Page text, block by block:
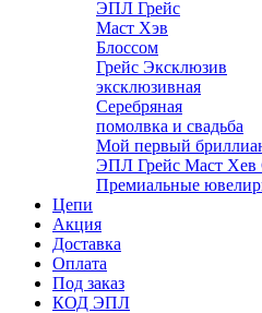
ЭПЛ Грейс
Маст Хэв
Блоссом
Грейс Эксклюзив
эксклюзивная
Серебряная
помолвка и свадьба
Мой первый
ЭПЛ Грейс Маст Хев
Премиальные
Цепи
Акция
Доставка
Оплата
Под заказ
КОД ЭПЛ